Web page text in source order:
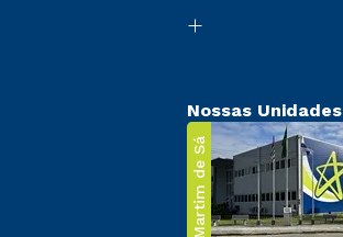
Nossas Unidades
Martim de Sá